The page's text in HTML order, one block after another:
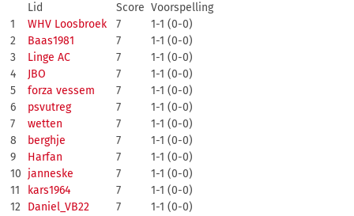
Lid Score Voorspelling
1
WHV Loosbroek 7
1-1 (0-0)
2
Baas1981 7
1-1 (0-0)
3
Linge AC 7
1-1 (0-0)
4
JBO 7
1-1 (0-0)
5
forza vessem 7
1-1 (0-0)
6
psvutreg 7
1-1 (0-0)
7
wetten 7
1-1 (0-0)
8
berghje 7
1-1 (0-0)
9
Harfan 7
1-1 (0-0)
10 janneske 7
1-1 (0-0)
11
kars1964 7
1-1 (0-0)
12 Daniel_VB22 7
1-1 (0-0)